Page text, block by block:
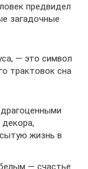
предвидел
загадочные
— это символ
трактовок сна
жизнь в
— счастье